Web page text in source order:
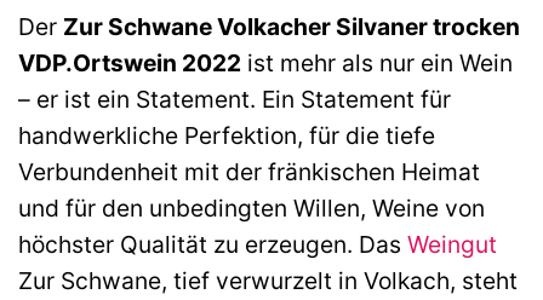
Der Zur Schwane Volkacher Silvaner trocken
VDP.Ortswein 2022 ist mehr als nur ein Wein
– er ist ein Statement. Ein Statement für
handwerkliche Perfektion, für die tiefe
Verbundenheit mit der fränkischen Heimat
und für den unbedingten Willen, Weine von
höchster Qualität zu erzeugen. Das Weingut
Zur Schwane, tief verwurzelt in Volkach, steht